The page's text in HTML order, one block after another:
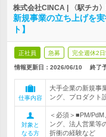
株式会社CINCA | 〈駅チカ
新規事業の立ち上げを
ト】
正社員 急募 完全週休2日
情報更新日：2026/06/10 終了
仕事内容
大手企業の新規事
ング、プロダクト
対象と
なる方
＜必須＞■PM/
ング、法人営業等
折衝の経験など